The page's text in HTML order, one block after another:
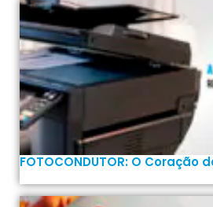
FOTOCONDUTOR: O Coração